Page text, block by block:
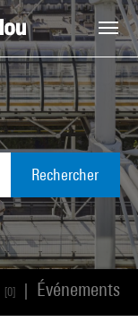
Rechercher
[0] Événements